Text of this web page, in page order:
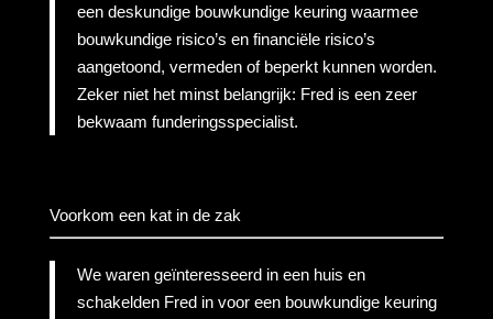
een deskundige bouwkundige keuring waarmee
bouwkundige risico’s en financiële risico’s
aangetoond, vermeden of beperkt kunnen worden.
Zeker niet het minst belangrijk: Fred is een zeer
bekwaam funderingsspecialist.
Voorkom een kat in de zak
We waren geïnteresseerd in een huis en
schakelden Fred in voor een bouwkundige keuring